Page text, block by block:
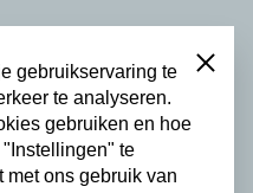
gebruikservaring te
te analyseren.
gebruiken en hoe
te
met ons gebruik van
Close